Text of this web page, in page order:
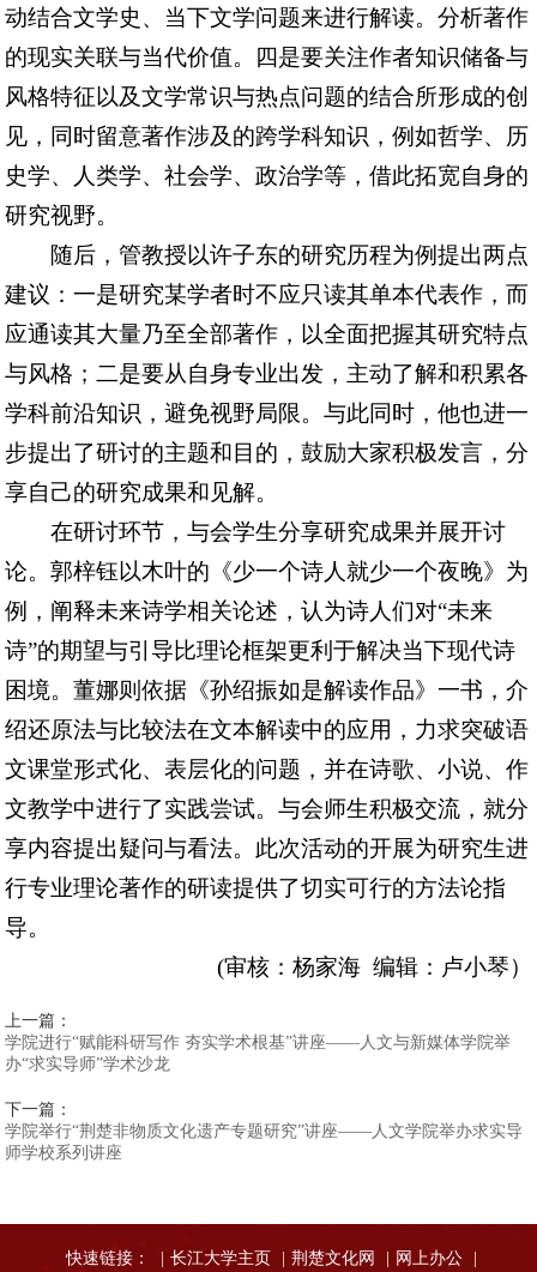
动结合文学史、当下文学问题来进行解读。分析著作
的现实关联与当代价值。四是要关注作者知识储备与
风格特征以及文学常识与热点问题的结合所形成的创
见，同时留意著作涉及的跨学科知识，例如哲学、历
史学、人类学、社会学、政治学等，借此拓宽自身的
研究视野。
随后，管教授以许子东的研究历程为例提出两点
建议：一是研究某学者时不应只读其单本代表作，而
应通读其大量乃至全部著作，以全面把握其研究特点
与风格；二是要从自身专业出发，主动了解和积累各
学科前沿知识，避免视野局限。与此同时，他也进一
步提出了研讨的主题和目的，鼓励大家积极发言，分
享自己的研究成果和见解。
在研讨环节，与会学生分享研究成果并展开讨
论。郭梓钰以木叶的《少一个诗人就少一个夜晚》为
例，阐释未来诗学相关论述，认为诗人们对“未来
诗”的期望与引导比理论框架更利于解决当下现代诗
困境。董娜则依据《孙绍振如是解读作品》一书，介
绍还原法与比较法在文本解读中的应用，力求突破语
文课堂形式化、表层化的问题，并在诗歌、小说、作
文教学中进行了实践尝试。与会师生积极交流，就分
享内容提出疑问与看法。此次活动的开展为研究生进
行专业理论著作的研读提供了切实可行的方法论指
导。
(审核：杨家海 编辑：卢小琴）
上一篇：
学院进行“赋能科研写作 夯实学术根基”讲座——人文与新媒体学院举
办“求实导师”学术沙龙
下一篇：
学院举行“荆楚非物质文化遗产专题研究”讲座——人文学院举办求实导
师学校系列讲座
快速链接： | 长江大学主页 | 荆楚文化网 | 网上办公 |